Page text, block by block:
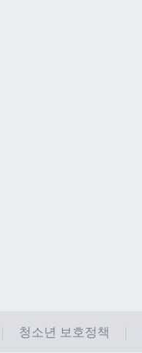
청소년 보호정책